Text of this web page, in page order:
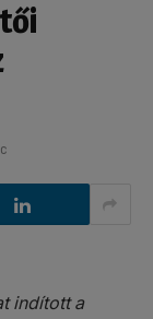
indított a